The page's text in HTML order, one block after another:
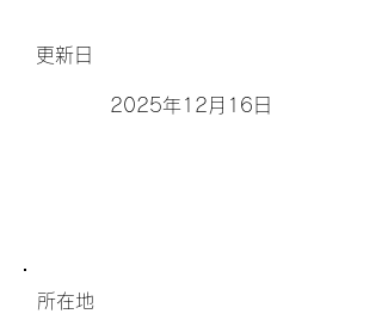
更新日
2025年12月16日
所在地